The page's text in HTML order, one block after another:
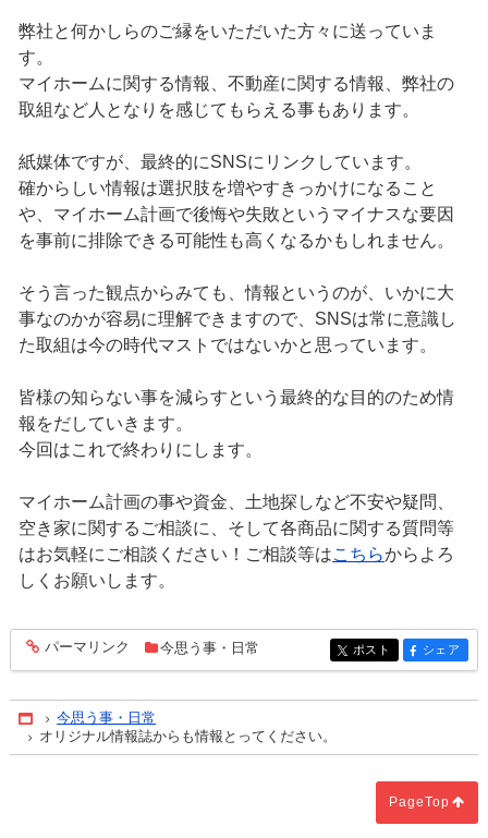
弊社と何かしらのご縁をいただいた方々に送っていま
す。
マイホームに関する情報、不動産に関する情報、弊社の
取組など人となりを感じてもらえる事もあります。
紙媒体ですが、最終的にSNSにリンクしています。
確からしい情報は選択肢を増やすきっかけになること
や、マイホーム計画で後悔や失敗というマイナスな要因
を事前に排除できる可能性も高くなるかもしれません。
そう言った観点からみても、情報というのが、いかに大
事なのかが容易に理解できますので、SNSは常に意識し
た取組は今の時代マストではないかと思っています。
皆様の知らない事を減らすという最終的な目的のため情
報をだしていきます。
今回はこれで終わりにします。
マイホーム計画の事や資金、土地探しなど不安や疑問、
空き家に関するご相談に、そして各商品に関する質問等
はお気軽にご相談ください！ご相談等はこちらからよろ
しくお願いします。
entry1400
パーマリンク 今思う事・日常 entry1400
ポスト entry1400
シェア
Home
今思う事・日常
オリジナル情報誌からも情報とってください。
PageTop